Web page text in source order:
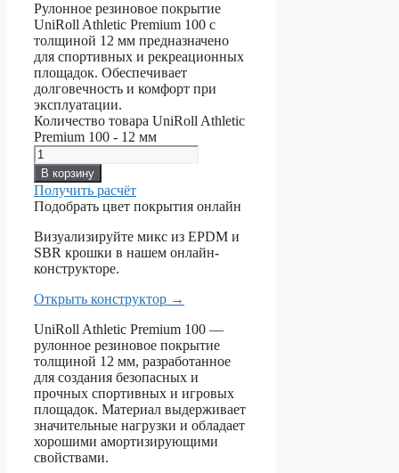
Рулонное резиновое покрытие
UniRoll Athletic Premium 100 с
толщиной 12 мм предназначено
для спортивных и рекреационных
площадок. Обеспечивает
долговечность и комфорт при
эксплуатации.
Количество товара UniRoll Athletic
Premium 100 - 12 мм
В корзину
Получить расчёт
Подобрать цвет покрытия онлайн
Визуализируйте микс из EPDM и
SBR крошки в нашем онлайн-
конструкторе.
Открыть конструктор →
UniRoll Athletic Premium 100 —
рулонное резиновое покрытие
толщиной 12 мм, разработанное
для создания безопасных и
прочных спортивных и игровых
площадок. Материал выдерживает
значительные нагрузки и обладает
хорошими амортизирующими
свойствами.